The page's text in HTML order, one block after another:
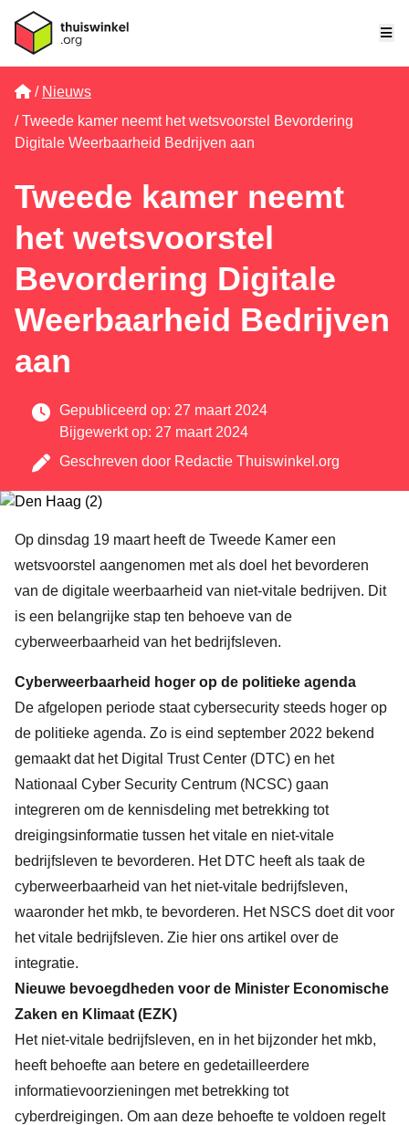
Home
Nieuws
Tweede kamer neemt het wetsvoorstel Bevordering
Digitale Weerbaarheid Bedrijven aan
Tweede kamer neemt
het wetsvoorstel
Bevordering Digitale
Weerbaarheid Bedrijven
aan
Gepubliceerd op: 27 maart 2024
Bijgewerkt op: 27 maart 2024
Geschreven door Redactie Thuiswinkel.org
Op dinsdag 19 maart heeft de Tweede Kamer een
wetsvoorstel aangenomen met als doel het bevorderen
van de digitale weerbaarheid van niet-vitale bedrijven. Dit
is een belangrijke stap ten behoeve van de
cyberweerbaarheid van het bedrijfsleven.
Cyberweerbaarheid hoger op de politieke agenda
De afgelopen periode staat cybersecurity steeds hoger op
de politieke agenda. Zo is eind september 2022 bekend
gemaakt dat het Digital Trust Center (DTC) en het
Nationaal Cyber Security Centrum (NCSC) gaan
integreren om de kennisdeling met betrekking tot
dreigingsinformatie tussen het vitale en niet-vitale
bedrijfsleven te bevorderen. Het DTC heeft als taak de
cyberweerbaarheid van het niet-vitale bedrijfsleven,
waaronder het mkb, te bevorderen. Het NSCS doet dit voor
het vitale bedrijfsleven. Zie hier ons artikel over de
integratie.
Nieuwe bevoegdheden voor de Minister Economische
Zaken en Klimaat (EZK)
Het niet-vitale bedrijfsleven, en in het bijzonder het mkb,
heeft behoefte aan betere en gedetailleerdere
informatievoorzieningen met betrekking tot
cyberdreigingen. Om aan deze behoefte te voldoen regelt